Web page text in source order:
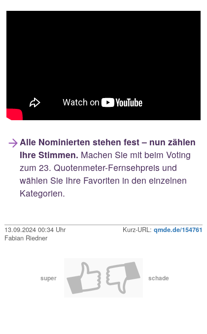
Alle Nominierten stehen fest – nun zählen
Ihre Stimmen. Machen Sie mit beim Voting
zum 23. Quotenmeter-Fernsehpreis und
wählen Sie Ihre Favoriten in den einzelnen
Kategorien.
13.09.2024 00:34 Uhr Kurz-URL: qmde.de/154761
Fabian Riedner
super schade